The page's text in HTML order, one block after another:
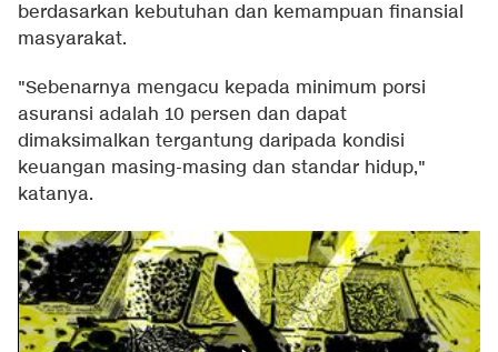
berdasarkan kebutuhan dan kemampuan finansial
masyarakat.
"Sebenarnya mengacu kepada minimum porsi
asuransi adalah 10 persen dan dapat
dimaksimalkan tergantung daripada kondisi
keuangan masing-masing dan standar hidup,"
katanya.